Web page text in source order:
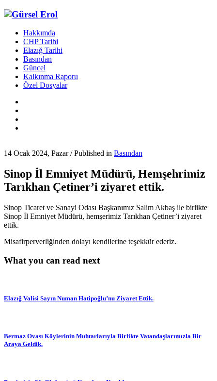
Hakkımda
CHP Tarihi
Elazığ Tarihi
Basından
Güncel
Kalkınma Raporu
Özel Dosyalar
14 Ocak 2024, Pazar /Published in Basından
Sinop İl Emniyet Müdürü, Hemşehrimiz
Tarıkhan Çetiner’i ziyaret ettik.
Sinop Ticaret ve Sanayi Odası Başkanımız Salim Akbaş ile birlikte
Sinop İl Emniyet Müdürü, hemşerimiz Tarıkhan Çetiner’i ziyaret
ettik.
Misafirperverliğinden dolayı kendilerine teşekkür ederiz.
What you can read next
Elazığ Valisi Sayın Numan Hatipoğlu’nu Ziyaret Ettik.
Bermaz Ovası Köylerinin Muhtarlarıyla Birlikte Vatandaşlarımızla Bir
Araya Geldik.